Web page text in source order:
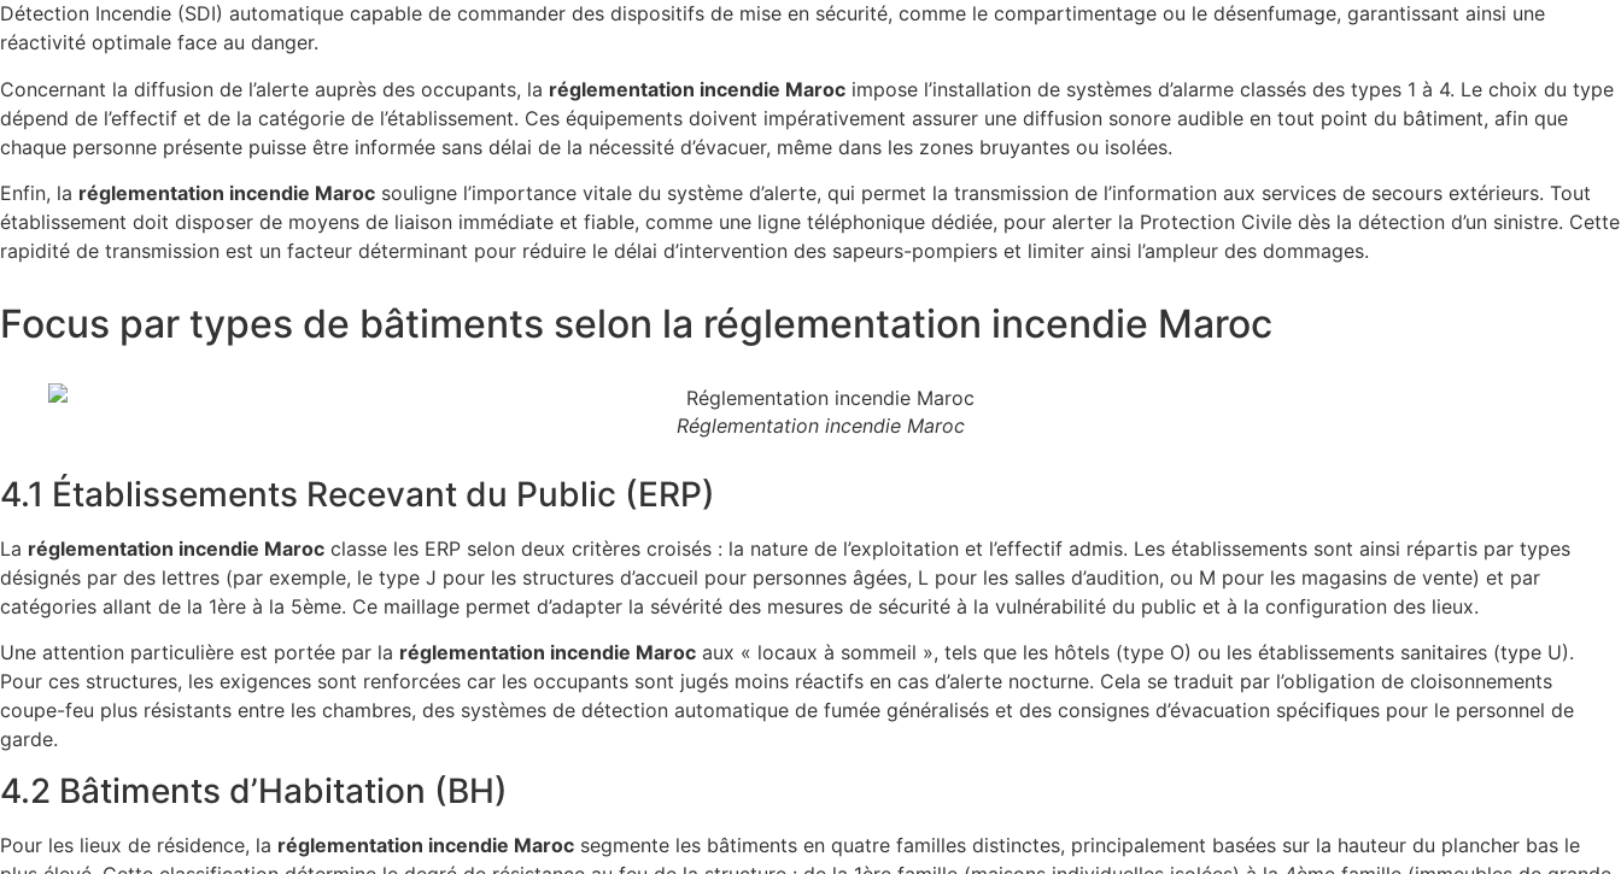
Détection Incendie (SDI) automatique capable de commander des dispositifs de mise en sécurité, comme le compartimentage ou le désenfumage, garantissant ainsi une
réactivité optimale face au danger.
Concernant la diffusion de l’alerte auprès des occupants, la réglementation incendie Maroc impose l’installation de systèmes d’alarme classés des types 1 à 4. Le choix du type
dépend de l’effectif et de la catégorie de l’établissement. Ces équipements doivent impérativement assurer une diffusion sonore audible en tout point du bâtiment, afin que
chaque personne présente puisse être informée sans délai de la nécessité d’évacuer, même dans les zones bruyantes ou isolées.
Enfin, la réglementation incendie Maroc souligne l’importance vitale du système d’alerte, qui permet la transmission de l’information aux services de secours extérieurs. Tout
établissement doit disposer de moyens de liaison immédiate et fiable, comme une ligne téléphonique dédiée, pour alerter la Protection Civile dès la détection d’un sinistre. Cette
rapidité de transmission est un facteur déterminant pour réduire le délai d’intervention des sapeurs-pompiers et limiter ainsi l’ampleur des dommages.
Focus par types de bâtiments selon la réglementation incendie Maroc
Réglementation incendie Maroc
4.1 Établissements Recevant du Public (ERP)
La réglementation incendie Maroc classe les ERP selon deux critères croisés : la nature de l’exploitation et l’effectif admis. Les établissements sont ainsi répartis par types
désignés par des lettres (par exemple, le type J pour les structures d’accueil pour personnes âgées, L pour les salles d’audition, ou M pour les magasins de vente) et par
catégories allant de la 1ère à la 5ème. Ce maillage permet d’adapter la sévérité des mesures de sécurité à la vulnérabilité du public et à la configuration des lieux.
Une attention particulière est portée par la réglementation incendie Maroc aux « locaux à sommeil », tels que les hôtels (type O) ou les établissements sanitaires (type U).
Pour ces structures, les exigences sont renforcées car les occupants sont jugés moins réactifs en cas d’alerte nocturne. Cela se traduit par l’obligation de cloisonnements
coupe-feu plus résistants entre les chambres, des systèmes de détection automatique de fumée généralisés et des consignes d’évacuation spécifiques pour le personnel de
garde.
4.2 Bâtiments d’Habitation (BH)
Pour les lieux de résidence, la réglementation incendie Maroc segmente les bâtiments en quatre familles distinctes, principalement basées sur la hauteur du plancher bas le